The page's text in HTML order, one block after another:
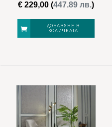
€ 229,00 (447.89 лв.)
ДОБАВЯНЕ В
КОЛИЧКАТА